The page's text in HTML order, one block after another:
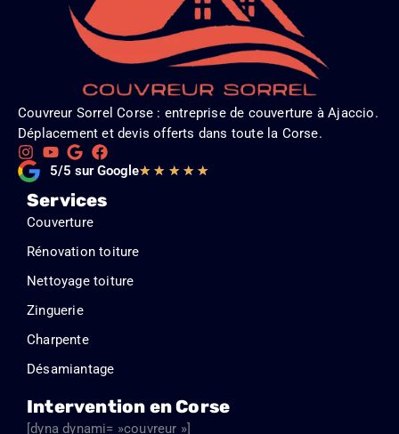
Couvreur Sorrel Corse : entreprise de couverture à Ajaccio.
Déplacement et devis offerts dans toute la Corse.
5/5 sur Google★ ★ ★ ★ ★Noté
Services
Couverture
Rénovation toiture
Nettoyage toiture
Zinguerie
Charpente
Désamiantage
Intervention en Corse
[dyna dynami= »couvreur »]